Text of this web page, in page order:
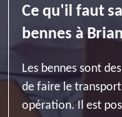
Ce qu'il faut
bennes à
Les bennes sont
de faire le
opération. Il est